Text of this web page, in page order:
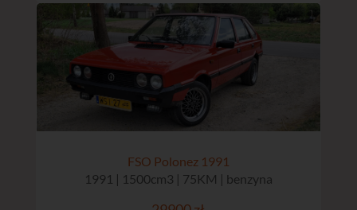
FSO Polonez 1991
1991 | 1500cm3 | 75KM | benzyna